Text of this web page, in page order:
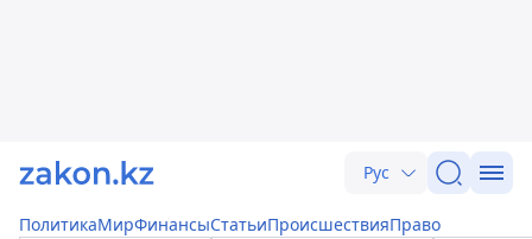
Рус
ПолитикаМирФинансыСтатьиПроисшествияПраво